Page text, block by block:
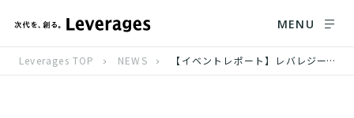
MENU
Leverages TOP NEWS 【イベントレポート】レバレジーズ、アジア最大級のカンファレンス「Scala Matsuri 2020」に協賛